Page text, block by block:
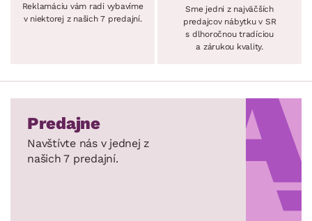
Reklamáciu vám radi vybavíme
v niektorej z našich 7 predajní.
Sme jedni z najväčších
predajcov nábytku v SR
s dlhoročnou tradíciou
a zárukou kvality.
Predajne
Navštívte nás v jednej z
našich 7 predajní.